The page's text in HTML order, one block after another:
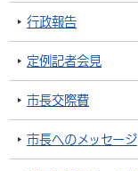
行政報告
定例記者会見
市長交際費
市長へのメッセージ